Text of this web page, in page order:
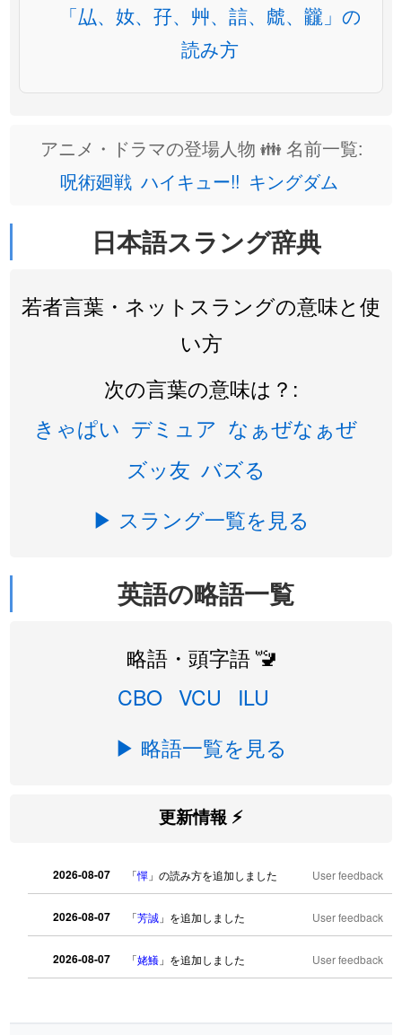
「厸、奻、孖、艸、誩、虤、龖」の
読み方
アニメ・ドラマの登場人物 👪 名前一覧:
呪術廻戦 ハイキュー!! キングダム
日本語スラング辞典
若者言葉・ネットスラングの意味と使
い方
次の言葉の意味は？:
きゃぱい デミュア なぁぜなぁぜ
ズッ友 バズる
▶ スラング一覧を見る
英語の略語一覧
略語・頭字語 🚾
CBO VCU
ILU
▶ 略語一覧を見る
更新情報 ⚡
2026-08-07 「憚 」の読み方を追加しました User feedback
2026-08-07 「芳誠 」を追加しました User feedback
2026-08-07 「姥鱶 」を追加しました User feedback